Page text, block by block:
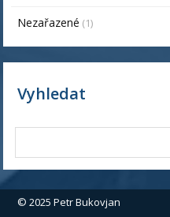
Nezařazené (1)
Vyhledat
© 2025 Petr Bukovjan